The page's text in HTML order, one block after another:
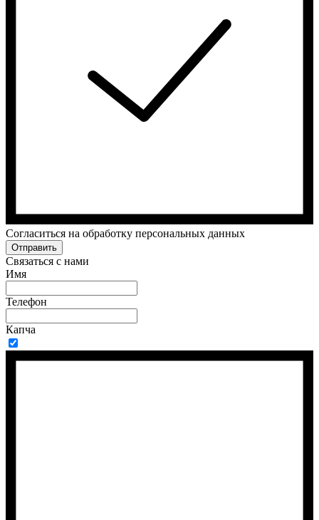
Cогласиться на обработку персональных данных
Отправить
Связаться с нами
Имя
Телефон
Капча